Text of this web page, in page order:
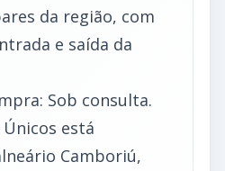
da região, com
e saída da
Sob consulta.
está
Camboriú,